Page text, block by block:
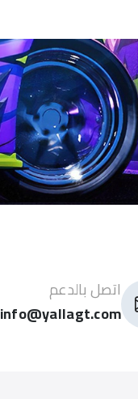
اتصل بالدعم
info@yallagt.com